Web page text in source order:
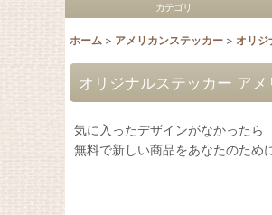
カテゴリ
ホーム > アメリカンステッカー > オリジ
オリジナルステッカー ア
気に入ったデザインがなかったら
無料で新しい商品をあなたのため